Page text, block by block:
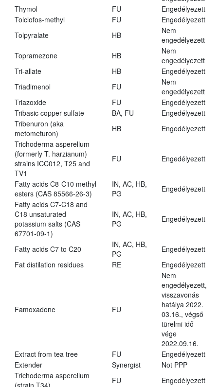
Thymol
FU
Engedélyezett
Tolclofos-methyl
FU
Engedélyezett
Tolpyralate
HB
Nem
engedélyezett
Topramezone
HB
Nem
engedélyezett
Tri-allate
HB
Engedélyezett
Triadimenol
FU
Nem
engedélyezett
Triazoxide
FU
Engedélyezett
Tribasic copper sulfate
BA, FU
Engedélyezett
Tribenuron (aka
metometuron)
HB
Engedélyezett
Trichoderma asperellum
(formerly T. harzianum)
strains ICC012, T25 and
TV1
FU Engedélyezett
Fatty acids C8-C10 methyl
esters (CAS 85566-26-3)
IN, AC, HB,
PG
Engedélyezett
Fatty acids C7-C18 and
C18 unsaturated
potassium salts (CAS
67701-09-1)
IN, AC, HB,
PG
Engedélyezett
Fatty acids C7 to C20
IN, AC, HB,
PG
Engedélyezett
Fat distilation residues
RE Engedélyezett
Famoxadone FU
Nem
engedélyezett,
visszavonás
hatálya 2022.
03.16., végső
türelmi idő
vége
2022.09.16.
Extract from tea tree
FU
Engedélyezett
Extender
Synergist
Not PPP
Trichoderma asperellum
FU
Engedélyezett